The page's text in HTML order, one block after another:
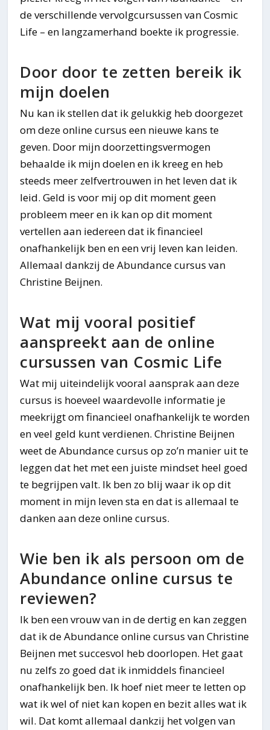
de verschillende vervolgcursussen van Cosmic
Life – en langzamerhand boekte ik progressie.
Door door te zetten bereik ik
mijn doelen
Nu kan ik stellen dat ik gelukkig heb doorgezet
om deze online cursus een nieuwe kans te
geven. Door mijn doorzettingsvermogen
behaalde ik mijn doelen en ik kreeg en heb
steeds meer zelfvertrouwen in het leven dat ik
leid. Geld is voor mij op dit moment geen
probleem meer en ik kan op dit moment
vertellen aan iedereen dat ik financieel
onafhankelijk ben en een vrij leven kan leiden.
Allemaal dankzij de Abundance cursus van
Christine Beijnen.
Wat mij vooral positief
aanspreekt aan de online
cursussen van Cosmic Life
Wat mij uiteindelijk vooral aansprak aan deze
cursus is hoeveel waardevolle informatie je
meekrijgt om financieel onafhankelijk te worden
en veel geld kunt verdienen. Christine Beijnen
weet de Abundance cursus op zo’n manier uit te
leggen dat het met een juiste mindset heel goed
te begrijpen valt. Ik ben zo blij waar ik op dit
moment in mijn leven sta en dat is allemaal te
danken aan deze online cursus.
Wie ben ik als persoon om de
Abundance online cursus te
reviewen?
Ik ben een vrouw van in de dertig en kan zeggen
dat ik de Abundance online cursus van Christine
Beijnen met succesvol heb doorlopen. Het gaat
nu zelfs zo goed dat ik inmiddels financieel
onafhankelijk ben. Ik hoef niet meer te letten op
wat ik wel of niet kan kopen en bezit alles wat ik
wil. Dat komt allemaal dankzij het volgen van